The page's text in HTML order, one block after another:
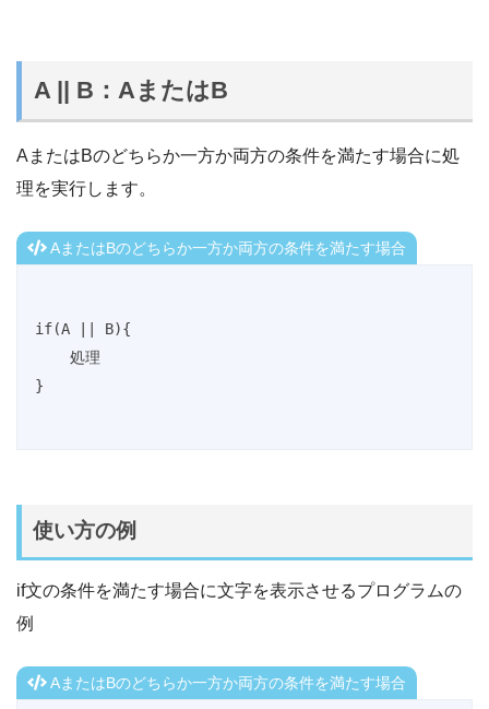
A || B：AまたはB
AまたはBのどちらか一方か両方の条件を満たす場合に処
理を実行します。
AまたはBのどちらか一方か両方の条件を満たす場合
if(A || B){
}
使い方の例
if文の条件を満たす場合に文字を表示させるプログラムの
例
AまたはBのどちらか一方か両方の条件を満たす場合